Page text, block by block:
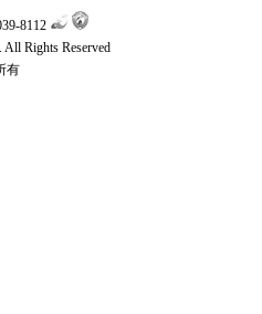
8112
Rights Reserved
有